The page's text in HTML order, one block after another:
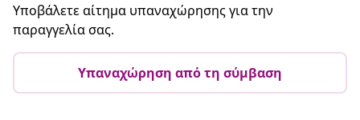
Υποβάλετε αίτημα υπαναχώρησης για την
παραγγελία σας.
Υπαναχώρηση από τη σύμβαση